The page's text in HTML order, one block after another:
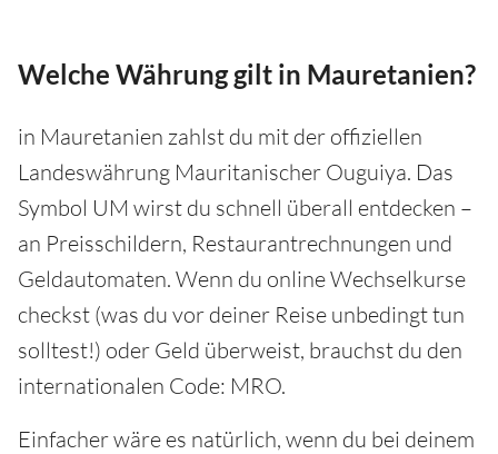
Welche Währung gilt in Mauretanien?
in Mauretanien zahlst du mit der offiziellen
Landeswährung Mauritanischer Ouguiya. Das
Symbol UM wirst du schnell überall entdecken –
an Preisschildern, Restaurantrechnungen und
Geldautomaten. Wenn du online Wechselkurse
checkst (was du vor deiner Reise unbedingt tun
solltest!) oder Geld überweist, brauchst du den
internationalen Code: MRO.
Einfacher wäre es natürlich, wenn du bei deinem